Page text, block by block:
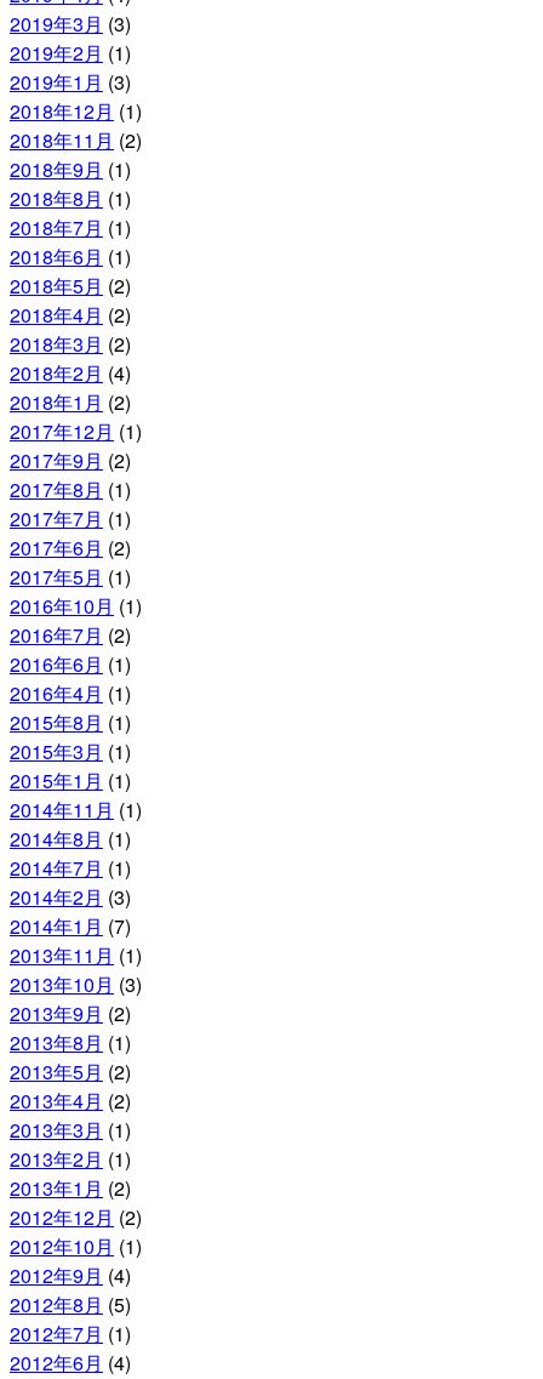
2019年3月 (3)
2019年2月 (1)
2019年1月 (3)
2018年12月 (1)
2018年11月 (2)
2018年9月 (1)
2018年8月 (1)
2018年7月 (1)
2018年6月 (1)
2018年5月 (2)
2018年4月 (2)
2018年3月 (2)
2018年2月 (4)
2018年1月 (2)
2017年12月 (1)
2017年9月 (2)
2017年8月 (1)
2017年7月 (1)
2017年6月 (2)
2017年5月 (1)
2016年10月 (1)
2016年7月 (2)
2016年6月 (1)
2016年4月 (1)
2015年8月 (1)
2015年3月 (1)
2015年1月 (1)
2014年11月 (1)
2014年8月 (1)
2014年7月 (1)
2014年2月 (3)
2014年1月 (7)
2013年11月 (1)
2013年10月 (3)
2013年9月 (2)
2013年8月 (1)
2013年5月 (2)
2013年4月 (2)
2013年3月 (1)
2013年2月 (1)
2013年1月 (2)
2012年12月 (2)
2012年10月 (1)
2012年9月 (4)
2012年8月 (5)
2012年7月 (1)
2012年6月 (4)